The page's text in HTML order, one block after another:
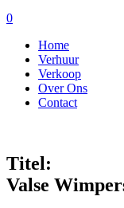
0
Home
Verhuur
Verkoop
Over Ons
Contact
Titel:
Valse